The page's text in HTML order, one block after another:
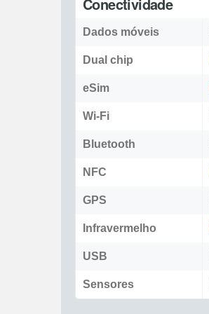
Dados móveis
Dual chip
eSim
Wi-Fi
Bluetooth
NFC
GPS
Infravermelho
USB
Sensores